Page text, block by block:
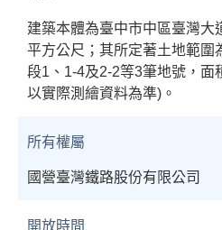
建築本體為臺中市中區臺灣大
平方公尺；其所定著土地範圍
段1、1-4及2-2等3筆地號，面
以實際測繪資料為準)。
所有權屬
國營臺灣鐵路股份有限公司
開放時間